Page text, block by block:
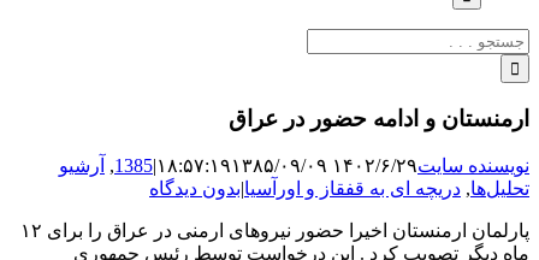
جستجو
برای:
ارمنستان و ادامه حضور در عراق
نویسنده سایت۱۴۰۲/۶/۲۹ ۱۸:۵۷:۱۹ ۱۳۸۵/۰۹/۰۹ |
1385
, آرشیو
تحلیل‌ها, دریچه ای به قفقاز و اورآسیا|بدون دیدگاه
پارلمان ارمنستان اخیرا حضور نیروهای ارمنی در عراق را برای ۱۲
ماه دیگر تصویب کرد . این درخواست توسط رئیس جمهوری